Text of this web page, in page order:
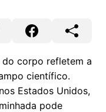
corpo refletem a
científico.
Estados Unidos,
pode